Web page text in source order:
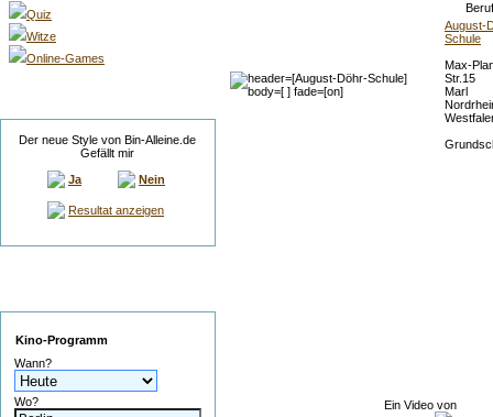
Quiz
Witze
Online-Games
Der neue Style von Bin-Alleine.de
Gefällt mir
Ja
Nein
Resultat anzeigen
Kino-Programm
Wann?
Wo?
August-
Schule
Max-
Str.15
Marl
Ein Video von